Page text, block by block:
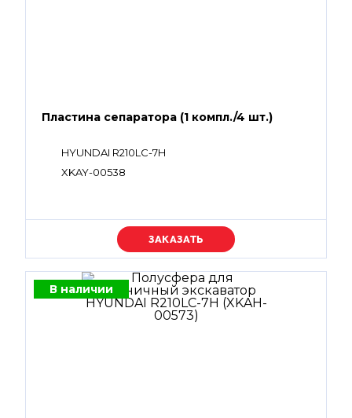
Пластина сепаратора (1 компл./4 шт.)
HYUNDAI R210LC-7H
XKAY-00538
Уточняйте цену
В наличии